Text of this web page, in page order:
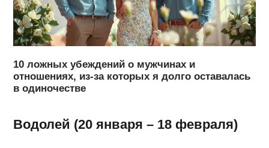
10 ложных убеждений о мужчинах и
отношениях, из-за которых я долго оставалась
в одиночестве
Водолей (20 января – 18 февраля)